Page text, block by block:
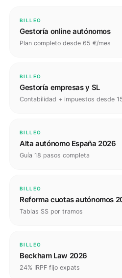
BILLEO
Gestoría online autónomos
Plan completo desde 65 €/mes
BILLEO
Gestoría empresas y SL
Contabilidad + impuestos desde
BILLEO
Alta autónomo España 2026
Guía 18 pasos completa
BILLEO
Reforma cuotas autónomos
Tablas SS por tramos
BILLEO
Beckham Law 2026
24% IRPF fijo expats